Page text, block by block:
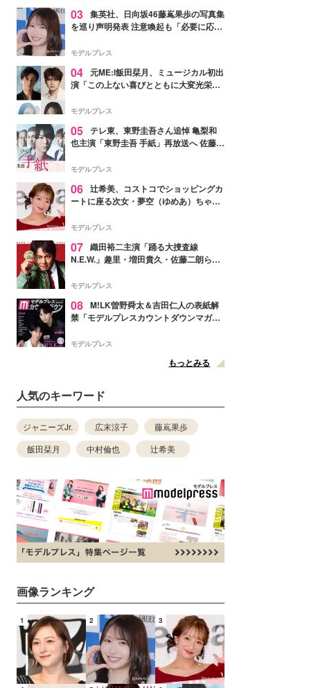
03 集英社、日向坂46藤嶌果歩の写真集
を巡り声明発表 注意喚起も「必要に応じ
モデルプレス
04 元ME:I飯田栞月、ミュージカル初出
演「この上ない喜びとともに大変光栄」
ャスト発表
モデルプレス
05 テレ東、東野圭吾さん追悼 亀梨和
也主演「東野圭吾 手紙」再放送へ 佐藤隆
モデルプレス
06 辻希美、コストコでショッピングカ
ートに座る次女・夢空（ゆめあ）ちゃん
ぎ」「成長を感じる」の声
モデルプレス
07 織田裕二主演「踊る大捜査線
N.E.W.」趣里・増田貴久・佐藤二朗ら新
徴する“謎のキーワード”も
モデルプレス
08 M!LK曽野舜太＆吉田仁人の表紙解
禁「モデルプレスカウントダウンマガジ
モデルプレス
もっとみる
人気のキーワード
ジャニーズJr. 広末涼子
藤嶌果歩
飯田栞月
中村倫也 辻希美
画像ランキング
1 2 3